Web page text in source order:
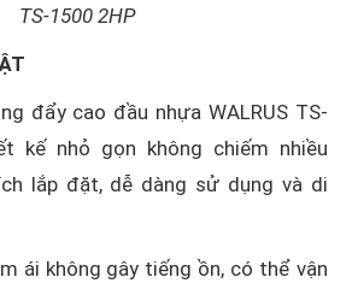
TS-1500 2HP
đẩy cao đầu nhựa WALRUS TS-
kế nhỏ gọn không chiếm nhiều
lắp đặt, dễ dàng sử dụng và di
ái không gây tiếng ồn, có thể vận